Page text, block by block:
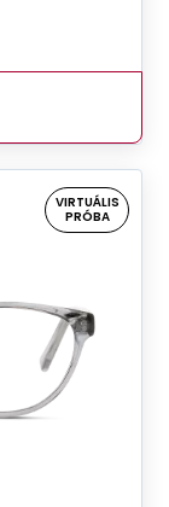
VIRTUÁLIS
PRÓBA